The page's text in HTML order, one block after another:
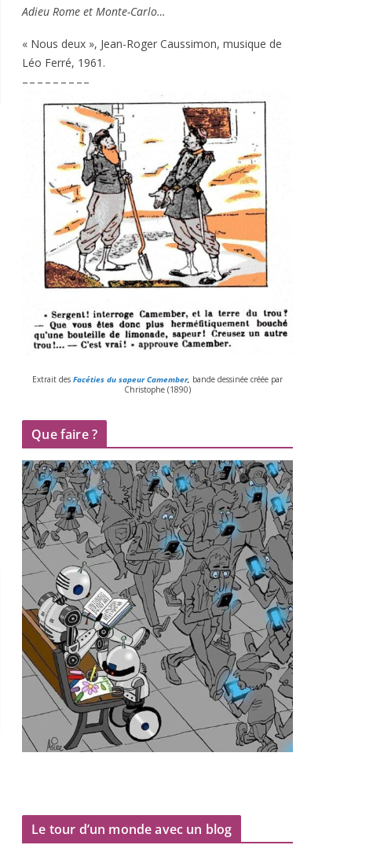
Adieu Rome et Monte-Carlo…
« Nous deux », Jean-Roger Caussimon, musique de
Léo Ferré, 1961 .
– – – – – – – – –
Extrait des Facéties du sapeur Camember, bande des­si­née créée par
Christophe (1890)
Que faire ?
Le tour d’un monde avec un blog